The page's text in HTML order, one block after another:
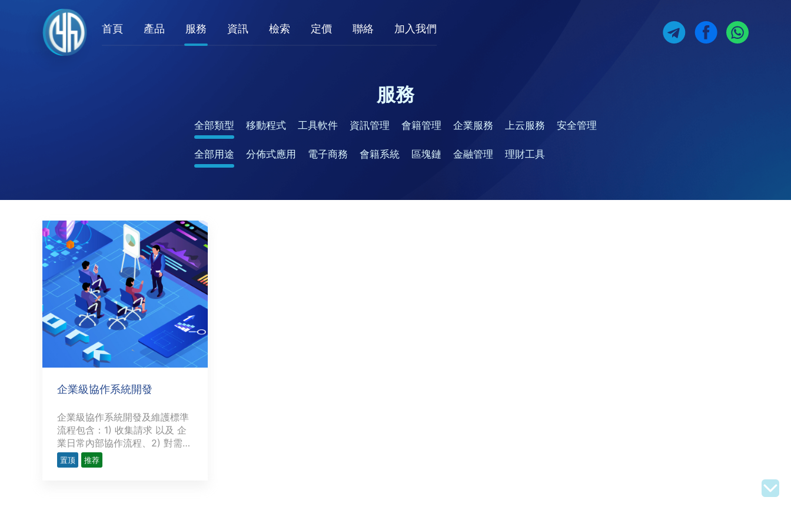
首頁 產品 服務 資訊 檢索 定價 聯絡 加入我們
服務
全部類型 移動程式 工具軟件 資訊管理 會籍管理 企業服務 上云服務 安全管理
全部用途 分佈式應用 電子商務 會籍系統 區塊鏈 金融管理 理財工具
企業級協作系統開發
企業級協作系統開發及維護標準
流程包含：1) 收集請求 以及 企
業日常內部協作流程、2) 對需求
進行評估、3) 依據收集到的流程
設計操作界面、4) 評估/選擇提
置顶 推荐